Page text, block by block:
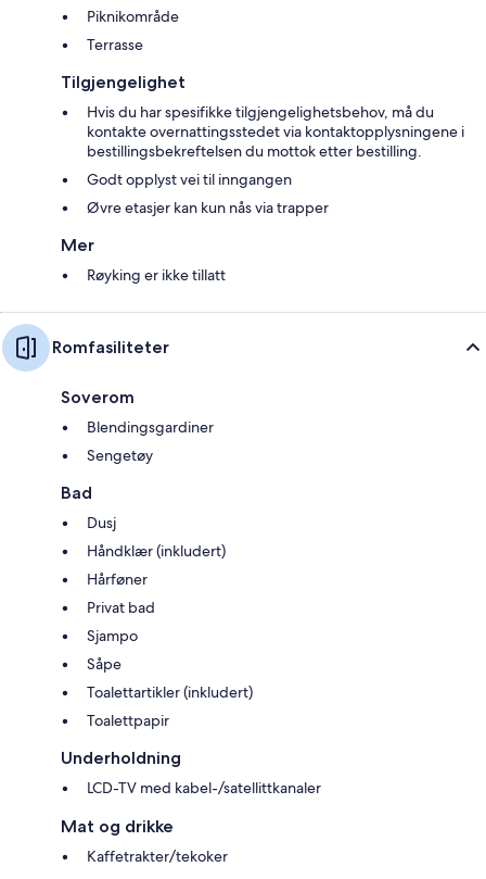
Piknikområde
Terrasse
Tilgjengelighet
Hvis du har spesifikke tilgjengelighetsbehov, må du
kontakte overnattingsstedet via kontaktopplysningene i
bestillingsbekreftelsen du mottok etter bestilling.
Godt opplyst vei til inngangen
Øvre etasjer kan kun nås via trapper
Mer
Røyking er ikke tillatt
Romfasiliteter
Soverom
Blendingsgardiner
Sengetøy
Bad
Dusj
Håndklær (inkludert)
Hårføner
Privat bad
Sjampo
Såpe
Toalettartikler (inkludert)
Toalettpapir
Underholdning
LCD-TV med kabel-/satellittkanaler
Mat og drikke
Kaffetrakter/tekoker